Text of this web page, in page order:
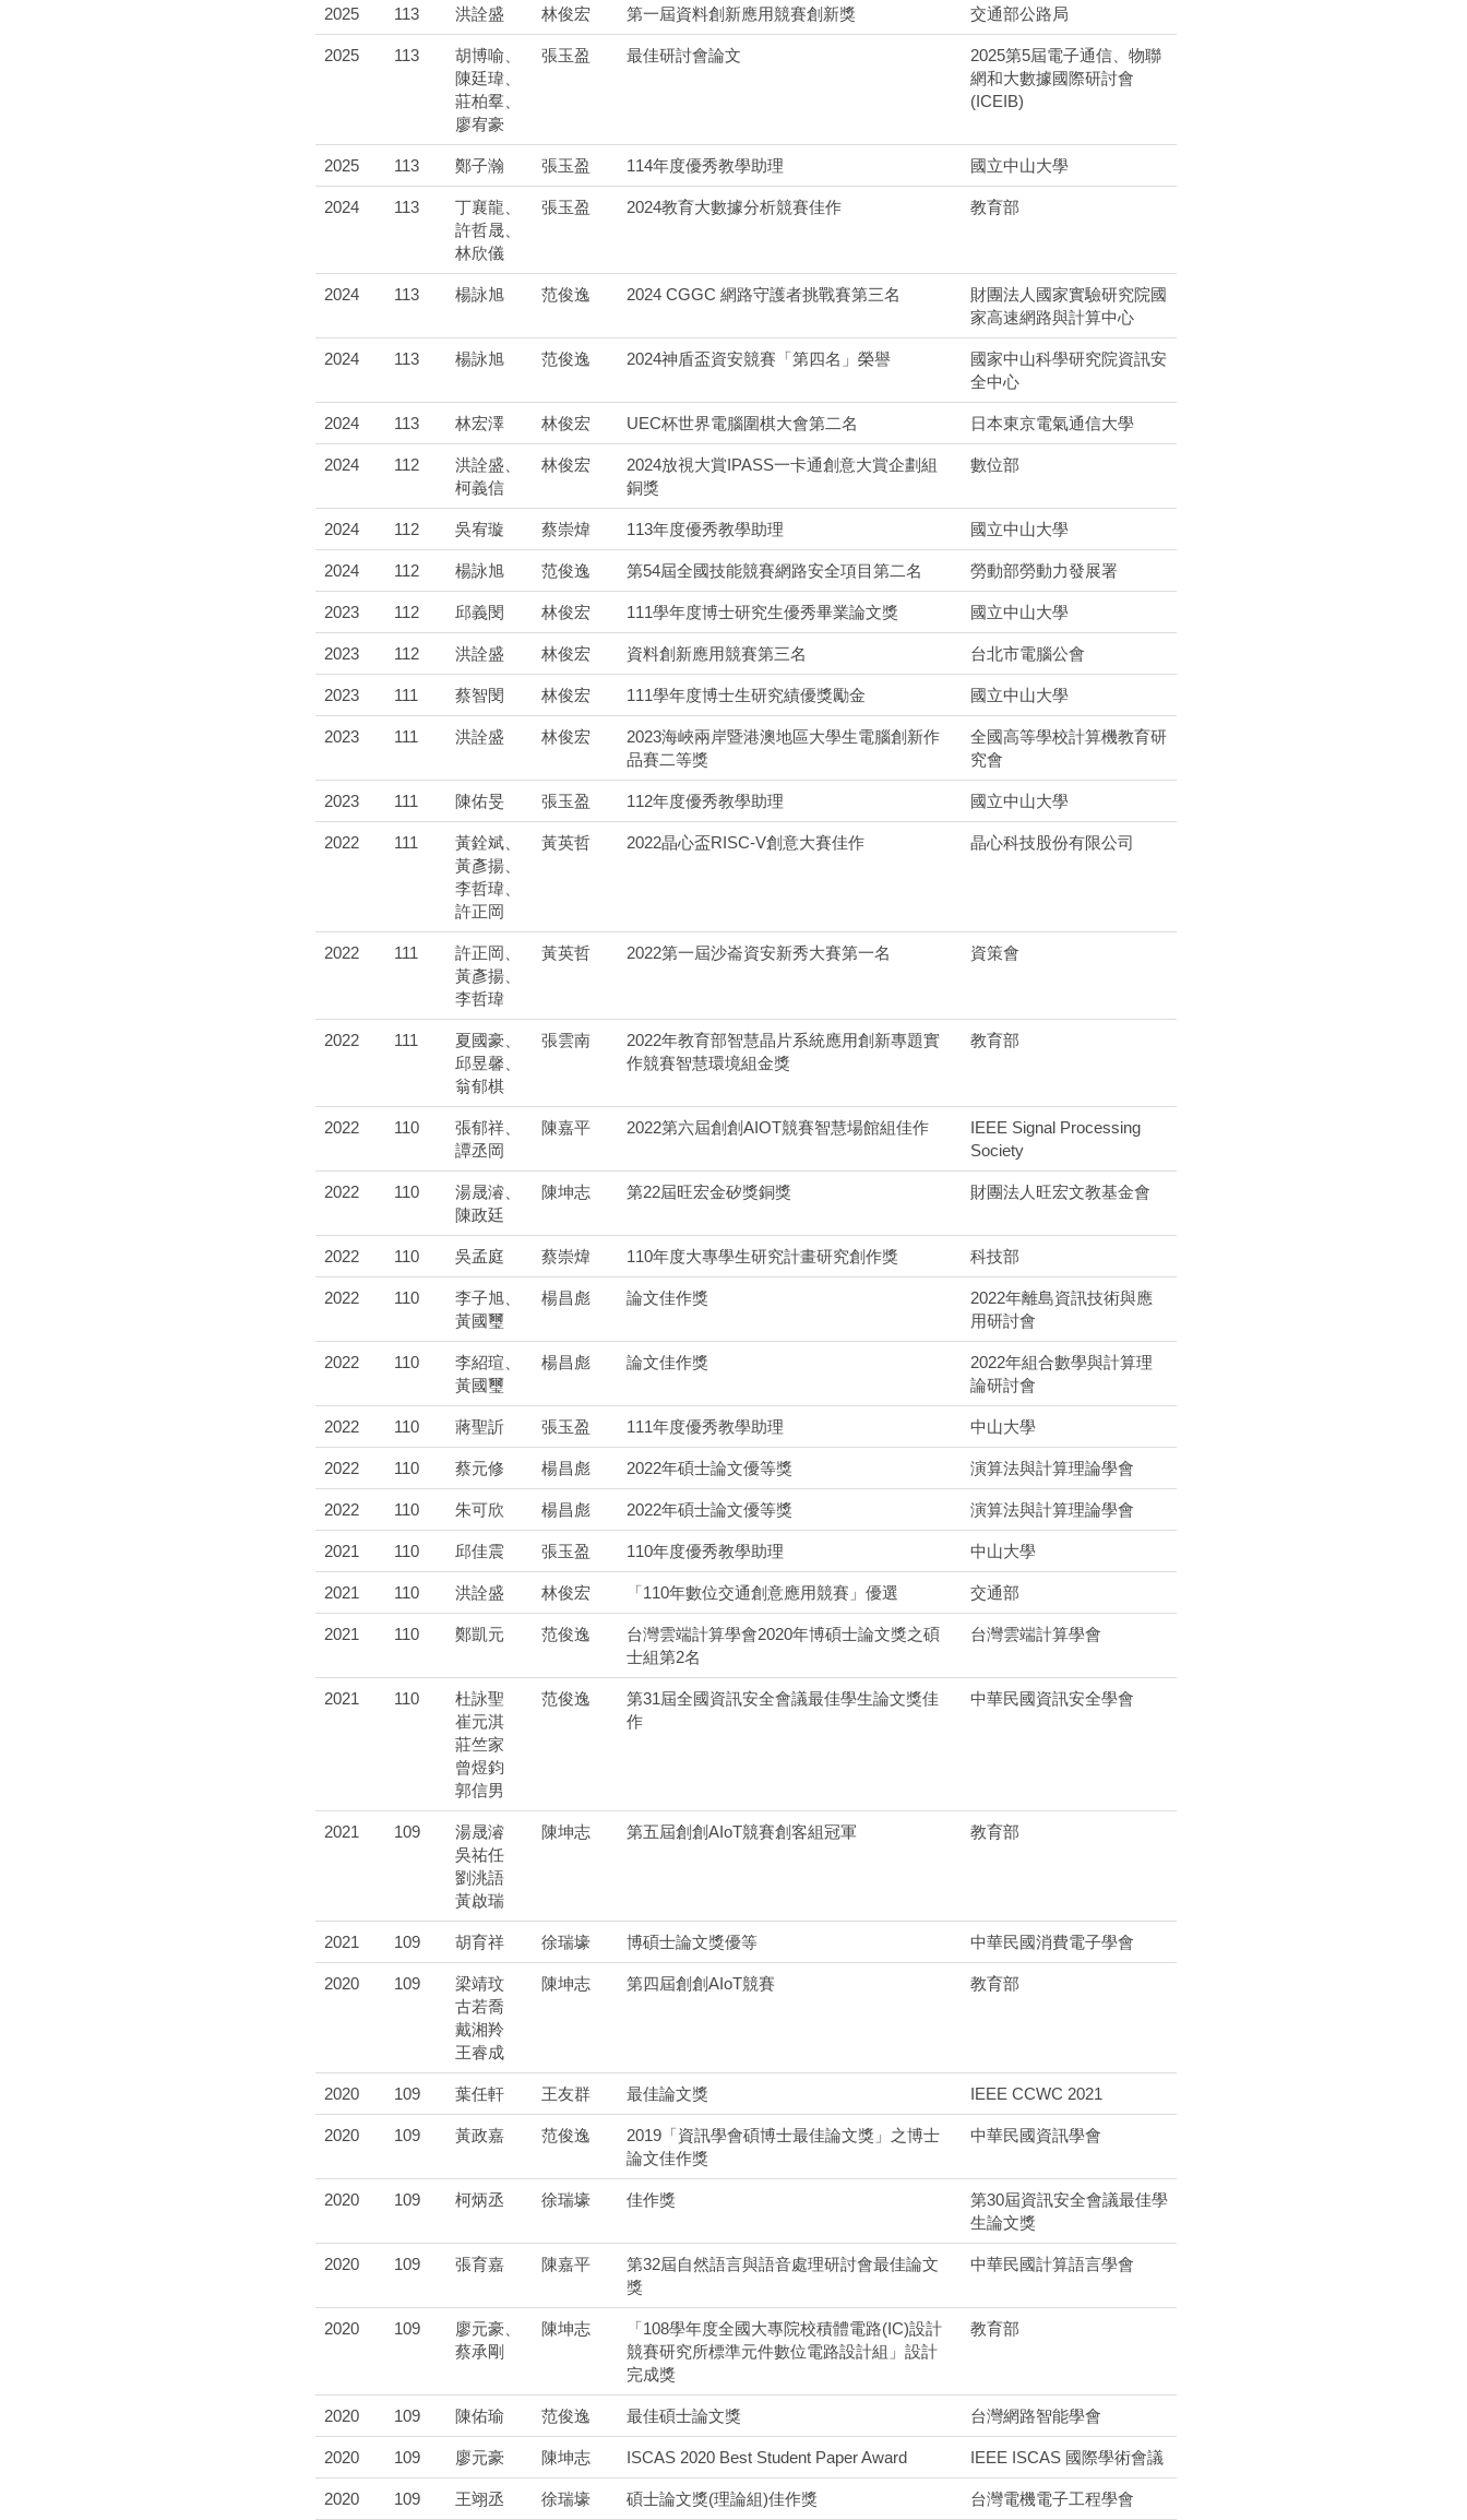
2025 113 洪詮盛 林俊宏 第一屆資料創新應用競賽創新獎 交通部公路局
2025 113
胡博喻、
陳廷瑋、
莊柏羣、
廖宥豪
張玉盈 最佳研討會論文
2025第5屆電子通信、物聯
網和大數據國際研討會
(ICEIB)
2025 113 鄭子瀚 張玉盈 114年度優秀教學助理 國立中山大學
2024 113
丁襄龍、
許哲晟、
林欣儀
張玉盈 2024教育大數據分析競賽佳作 教育部
2024 113 楊詠旭 范俊逸 2024 CGGC 網路守護者挑戰賽第三名
財團法人國家實驗研究院國
家高速網路與計算中心
2024 113 楊詠旭 范俊逸 2024神盾盃資安競賽「第四名」榮譽
國家中山科學研究院資訊安
全中心
2024 113 林宏澤 林俊宏 UEC杯世界電腦圍棋大會第二名 日本東京電氣通信大學
2024 112
洪詮盛、
柯義信
林俊宏
2024放視大賞IPASS一卡通創意大賞企劃組
銅獎
數位部
2024 112 吳宥璇 蔡崇煒 113年度優秀教學助理 國立中山大學
2024 112 楊詠旭 范俊逸 第54屆全國技能競賽網路安全項目第二名 勞動部勞動力發展署
2023 112 邱義閔 林俊宏 111學年度博士研究生優秀畢業論文獎 國立中山大學
2023 112 洪詮盛 林俊宏 資料創新應用競賽第三名 台北市電腦公會
2023 111 蔡智閔 林俊宏 111學年度博士生研究績優獎勵金 國立中山大學
2023 111 洪詮盛 林俊宏
2023海峽兩岸暨港澳地區大學生電腦創新作
品賽二等獎
全國高等學校計算機教育研
究會
2023 111 陳佑旻 張玉盈 112年度優秀教學助理 國立中山大學
2022 111
黃銓斌、
黃彥揚、
李哲瑋、
許正岡
黃英哲 2022晶心盃RISC-V創意大賽佳作 晶心科技股份有限公司
2022 111
許正岡、
黃彥揚、
李哲瑋
黃英哲 2022第一屆沙崙資安新秀大賽第一名 資策會
2022 111
夏國豪、
邱昱馨、
翁郁棋
張雲南
2022年教育部智慧晶片系統應用創新專題實
作競賽智慧環境組金獎
教育部
2022 110
張郁祥、
譚丞岡
陳嘉平 2022第六屆創創AIOT競賽智慧場館組佳作
IEEE Signal Processing
Society
2022 110
湯晟濬、
陳政廷
陳坤志 第22屆旺宏金矽獎銅獎 財團法人旺宏文教基金會
2022 110 吳孟庭 蔡崇煒 110年度大專學生研究計畫研究創作獎 科技部
2022 110
李子旭、
黃國璽
楊昌彪 論文佳作獎
2022年離島資訊技術與應
用研討會
2022 110
李紹瑄、
黃國璽
楊昌彪 論文佳作獎
2022年組合數學與計算理
論研討會
2022 110 蔣聖訢 張玉盈 111年度優秀教學助理 中山大學
2022 110 蔡元修 楊昌彪 2022年碩士論文優等獎 演算法與計算理論學會
2022 110 朱可欣 楊昌彪 2022年碩士論文優等獎 演算法與計算理論學會
2021 110 邱佳震 張玉盈 110年度優秀教學助理 中山大學
2021 110 洪詮盛 林俊宏 「110年數位交通創意應用競賽」優選 交通部
2021 110 鄭凱元 范俊逸
台灣雲端計算學會2020年博碩士論文獎之碩
士組第2名
台灣雲端計算學會
2021 110
杜詠聖
崔元淇
莊竺家
曾煜鈞
郭信男
范俊逸
第31屆全國資訊安全會議最佳學生論文獎佳
作
中華民國資訊安全學會
2021 109
湯晟濬
吳祐任
劉洮語
黃啟瑞
陳坤志 第五屆創創AIoT競賽創客組冠軍 教育部
2021 109 胡育祥 徐瑞壕 博碩士論文獎優等 中華民國消費電子學會
2020 109
梁靖玟
古若喬
戴湘羚
王睿成
陳坤志 第四屆創創AIoT競賽 教育部
2020 109 葉任軒 王友群 最佳論文獎 IEEE CCWC 2021
2020 109 黃政嘉 范俊逸
2019「資訊學會碩博士最佳論文獎」之博士
論文佳作獎
中華民國資訊學會
2020 109 柯炳丞 徐瑞壕 佳作獎
第30屆資訊安全會議最佳學
生論文獎
2020 109 張育嘉 陳嘉平
第32屆自然語言與語音處理研討會最佳論文
獎
中華民國計算語言學會
2020 109
廖元豪、
蔡承剛
陳坤志
「108學年度全國大專院校積體電路(IC)設計
競賽研究所標準元件數位電路設計組」設計
完成獎
教育部
2020 109 陳佑瑜 范俊逸 最佳碩士論文獎 台灣網路智能學會
2020 109 廖元豪 陳坤志 ISCAS 2020 Best Student Paper Award IEEE ISCAS 國際學術會議
2020 109 王翊丞 徐瑞壕 碩士論文獎(理論組)佳作獎 台灣電機電子工程學會